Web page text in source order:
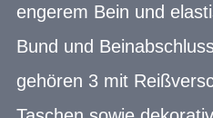
engerem Bein und
Bund und
gehören 3 mit